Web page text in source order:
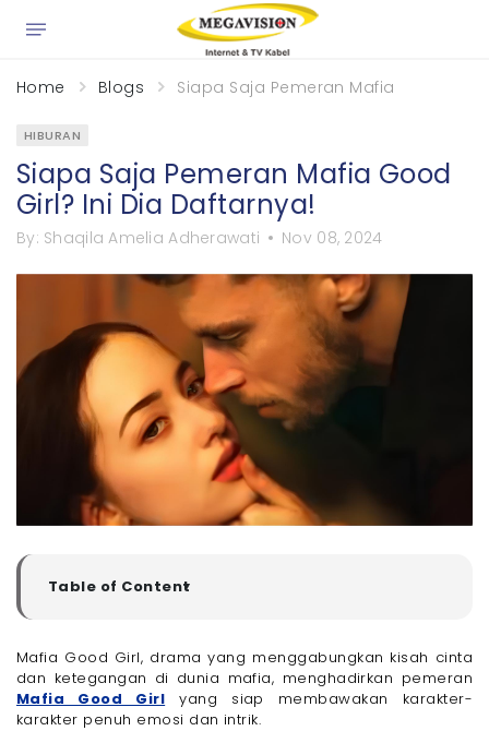
Home Blogs Siapa Saja Pemeran Mafia Good
HIBURAN
Siapa Saja Pemeran Mafia Good
Girl? Ini Dia Daftarnya!
By: Shaqila Amelia Adherawati Nov 08, 2024
Table of Content
▼
- 1. Sia Kravchenko sebagai Bella Carvey
- 2. Nick Bardin sebagai Leo Maranzano
Jangan Bingung Lagi, Kini Nonton Mafia’s Good Girl
Dapat Lebih Cepat dengan Paket Internet 100 + 50
Mafia Good Girl, drama yang menggabungkan kisah cinta
dan ketegangan di dunia mafia, menghadirkan pemeran
Mafia Good Girl yang siap membawakan karakter-
karakter penuh emosi dan intrik.